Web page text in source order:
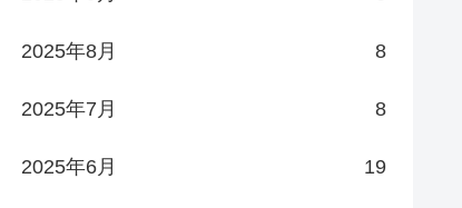
2025年8月 8
2025年7月 8
2025年6月 19